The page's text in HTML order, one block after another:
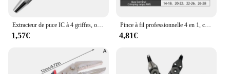
1,57€
Pince à fil professionnelle 4 en 1, coupe-câble, pince à sertir, dénudeur de borne, kit d'outils à main
4,81€